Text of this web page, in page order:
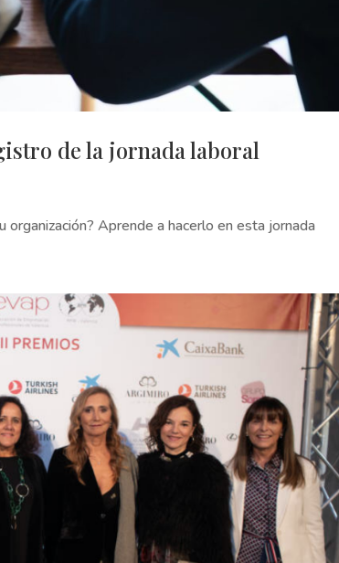
de la jornada laboral
Aprende a hacerlo en esta jornada